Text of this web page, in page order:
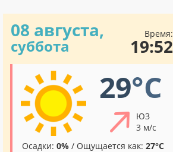
08 августа,
суббота
Время:
19:52
29°C
ЮЗ
3 м/с
Осадки: 0% / Ощущается как: 27°C